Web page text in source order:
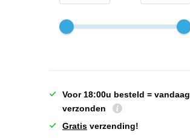
Voor 18:00u besteld = vandaag
verzonden
Gratis verzending!